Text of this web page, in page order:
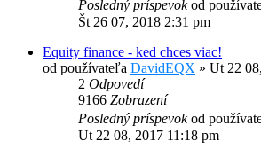
Posledný príspevokod
Št 26 07, 2018 2:31 pm
Equity finance - ked chces viac!
od používateľa DavidEQX » Ut 22
2 Odpovedí
9166 Zobrazení
Posledný príspevokod
Ut 22 08, 2017 11:18 pm